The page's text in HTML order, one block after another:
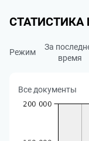
Режим
За
время
Все документы